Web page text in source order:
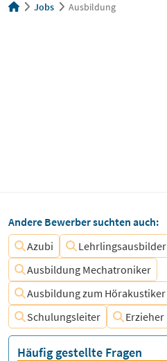
Jobs Ausbildung
Andere Bewerber suchten auch:
Azubi
Lehrlingsausbilder
Ausbildung Mechatroniker
Ausbildung zum Hörakustiker
Schulungsleiter
Erzieher
Häufig gestellte Fragen